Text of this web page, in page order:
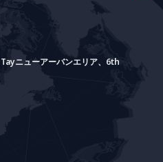
ニューアーバンエリア、6th